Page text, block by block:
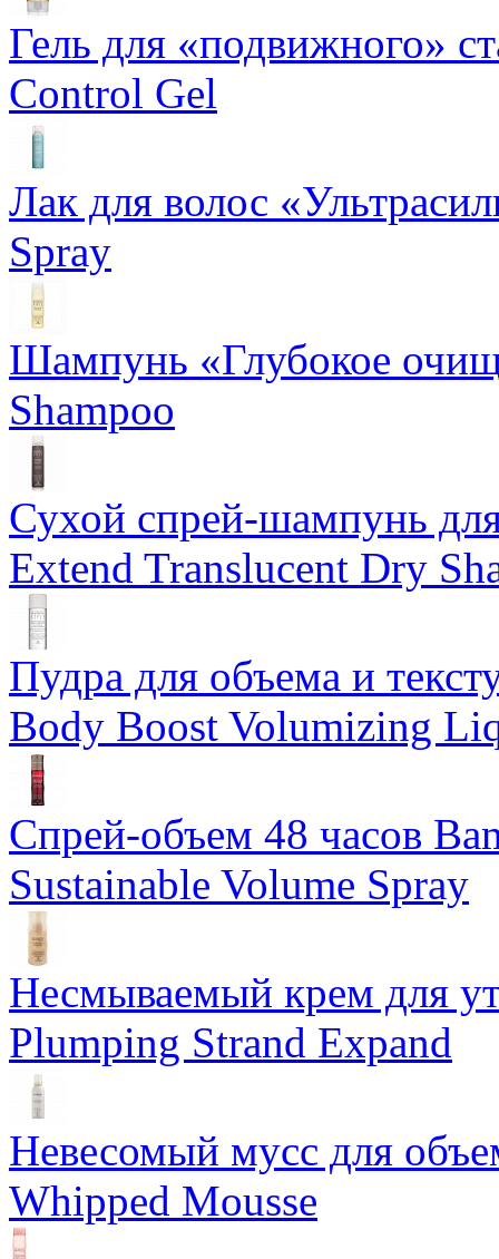
Гель для «подвижного»
Control Gel
Лак для волос
Spray
Шампунь «Глубокое
Shampoo
Сухой спрей-шампунь
Extend Translucent Dry
Пудра для объема и
Body Boost Volumizing
Спрей-объем 48 часов
Sustainable Volume Spray
Несмываемый крем для
Plumping Strand Expand
Невесомый мусс для
Whipped Mousse